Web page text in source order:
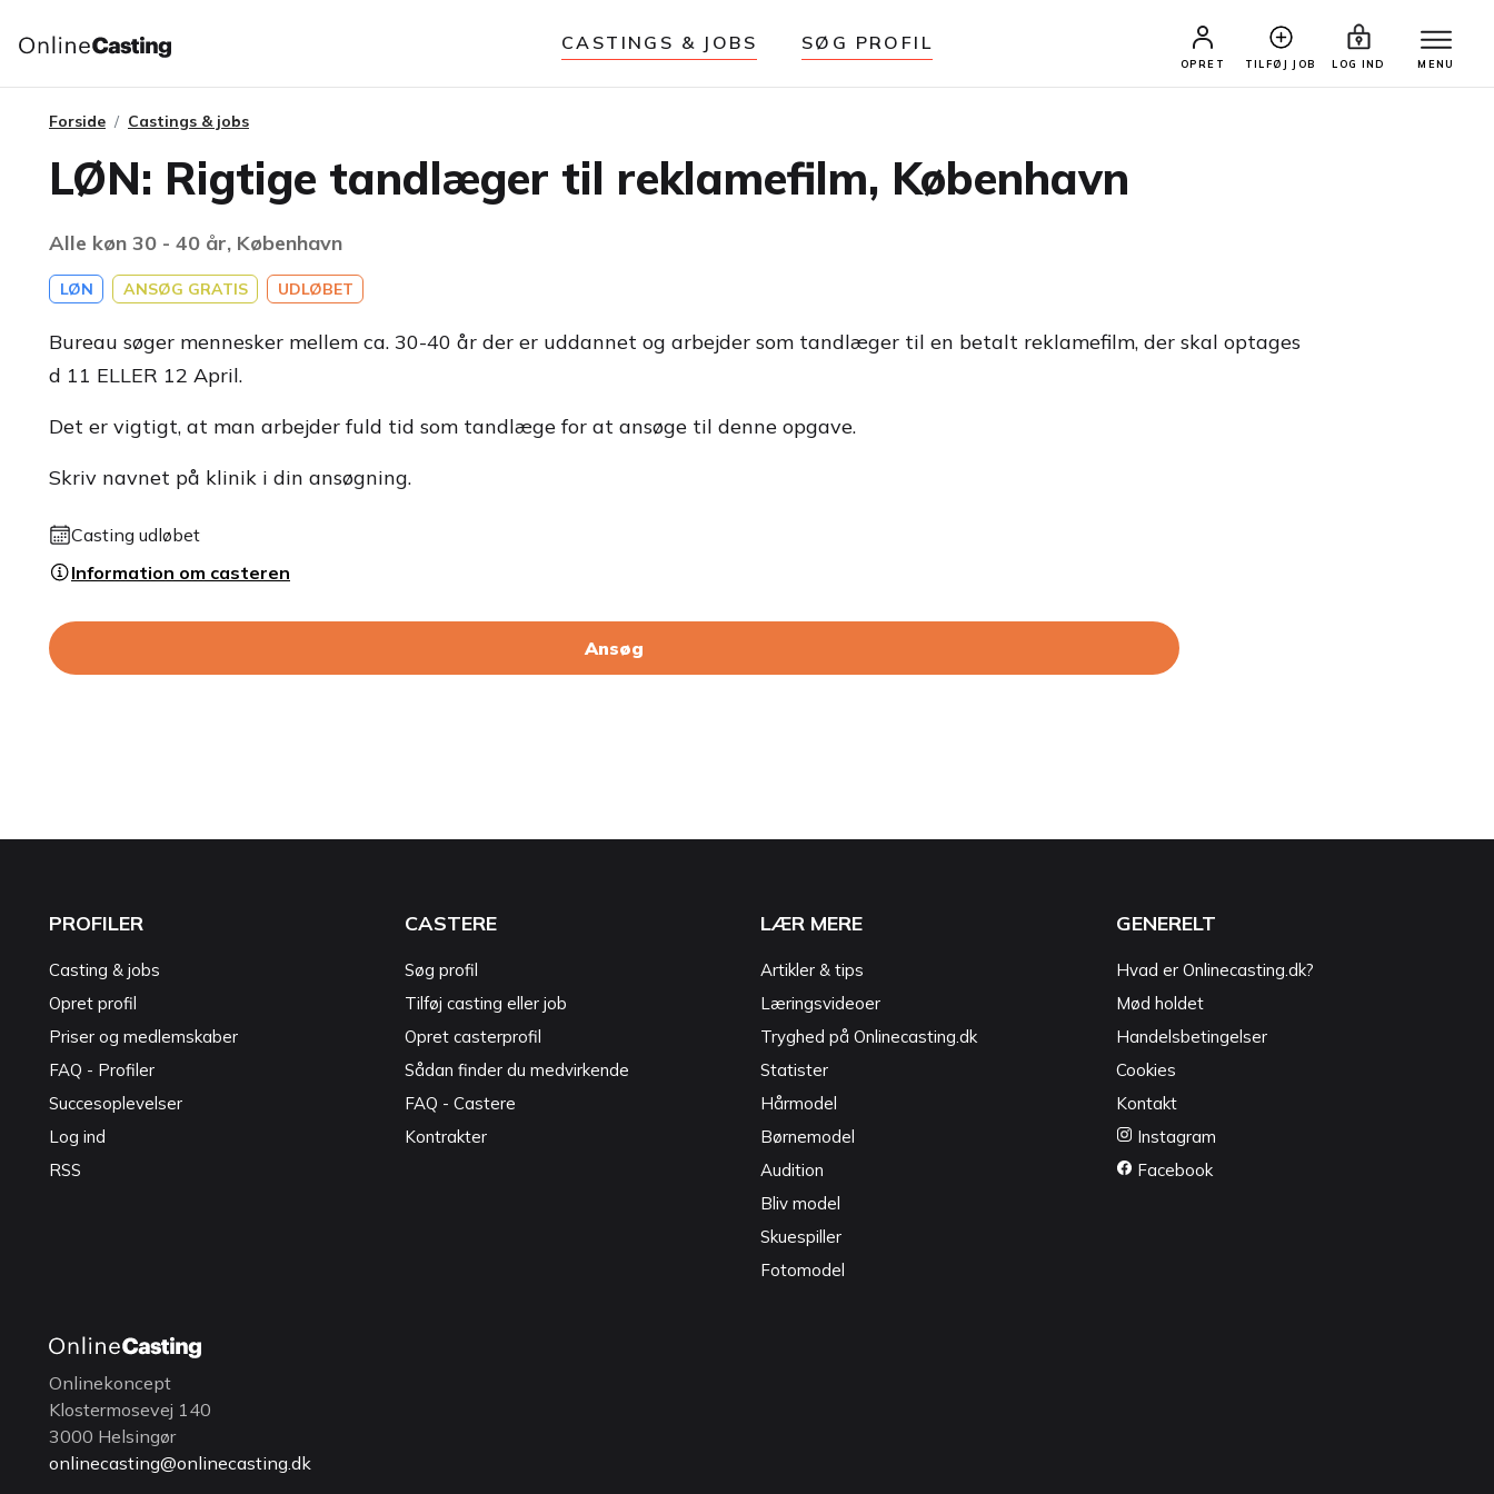
CASTINGS & JOBS SØG PROFIL
OPRET TILFØJ JOB LOG IND MENU
Forside Castings & jobs
LØN: Rigtige tandlæger til reklamefilm, København
Alle køn 30 - 40 år, København
LØN ANSØG GRATIS UDLØBET
Bureau søger mennesker mellem ca. 30-40 år der er uddannet og arbejder som tandlæger til en betalt reklamefilm, der skal optages
d 11 ELLER 12 April.
Det er vigtigt, at man arbejder fuld tid som tandlæge for at ansøge til denne opgave.
Skriv navnet på klinik i din ansøgning.
Casting udløbet
Information om casteren
Ansøg
PROFILER
Casting & jobs
Opret profil
Priser og medlemskaber
FAQ - Profiler
Succesoplevelser
Log ind
RSS
CASTERE
Søg profil
Tilføj casting eller job
Opret casterprofil
Sådan finder du medvirkende
FAQ - Castere
Kontrakter
LÆR MERE
Artikler & tips
Læringsvideoer
Tryghed på Onlinecasting.dk
Statister
Hårmodel
Børnemodel
Audition
Bliv model
Skuespiller
Fotomodel
GENERELT
Hvad er Onlinecasting.dk?
Mød holdet
Handelsbetingelser
Cookies
Kontakt
Instagram
Facebook
Onlinekoncept
Klostermosevej 140
3000 Helsingør
onlinecasting@onlinecasting.dk